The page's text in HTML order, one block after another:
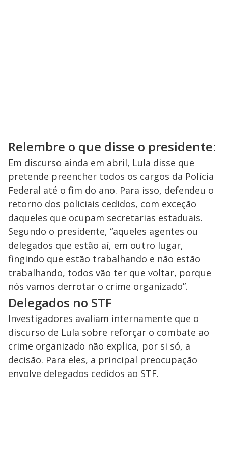
Relembre o que disse o presidente:
Em discurso ainda em abril, Lula disse que
pretende preencher todos os cargos da Polícia
Federal até o fim do ano. Para isso, defendeu o
retorno dos policiais cedidos, com exceção
daqueles que ocupam secretarias estaduais.
Segundo o presidente, “aqueles agentes ou
delegados que estão aí, em outro lugar,
fingindo que estão trabalhando e não estão
trabalhando, todos vão ter que voltar, porque
nós vamos derrotar o crime organizado”.
Delegados no STF
Investigadores avaliam internamente que o
discurso de Lula sobre reforçar o combate ao
crime organizado não explica, por si só, a
decisão. Para eles, a principal preocupação
envolve delegados cedidos ao STF.